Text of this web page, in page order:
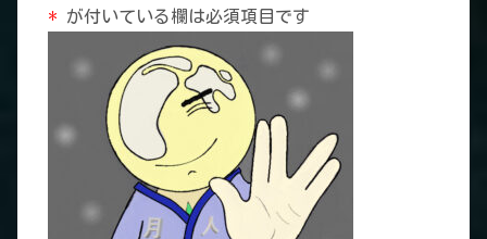
* が付いている欄は必須項目です